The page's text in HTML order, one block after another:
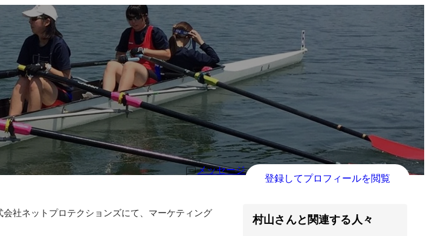
メッセージ
登録してプロフィールを閲覧
社ネットプロテクションズにて、マーケティング
村山さんと関連する人々